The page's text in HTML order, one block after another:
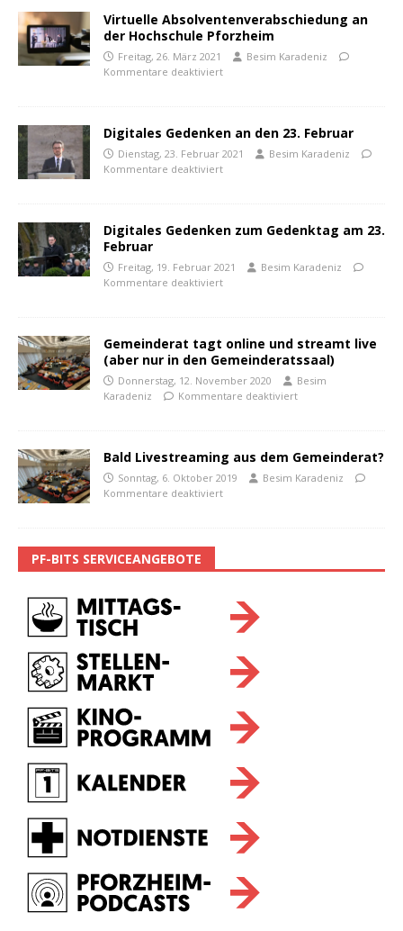
Virtuelle Absolventenverabschiedung an
der Hochschule Pforzheim
Freitag, 26. März 2021
Besim Karadeniz
Kommentare deaktiviert
Digitales Gedenken an den 23. Februar
Dienstag, 23. Februar 2021
Besim Karadeniz
Kommentare deaktiviert
Digitales Gedenken zum Gedenktag am 23.
Februar
Freitag, 19. Februar 2021
Besim Karadeniz
Kommentare deaktiviert
Gemeinderat tagt online und streamt live
(aber nur in den Gemeinderatssaal)
Donnerstag, 12. November 2020
Besim
Karadeniz
Kommentare deaktiviert
Bald Livestreaming aus dem Gemeinderat?
Sonntag, 6. Oktober 2019
Besim Karadeniz
Kommentare deaktiviert
PF-BITS SERVICEANGEBOTE